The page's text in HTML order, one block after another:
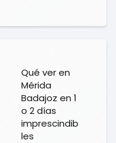
Qué ver en
Mérida
Badajoz en 1
o 2 días
imprescindib
les